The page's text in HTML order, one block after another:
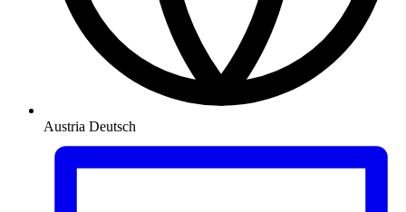
Austria Deutsch